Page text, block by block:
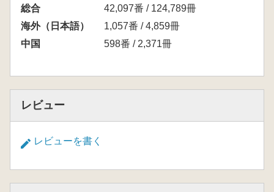
総合
42,097番 / 124,789冊
海外（日本語）
1,057番 / 4,859冊
中国
598番 / 2,371冊
レビュー
レビューを書く